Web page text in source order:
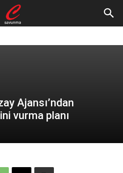
Ajansı’ndan
vurma planı